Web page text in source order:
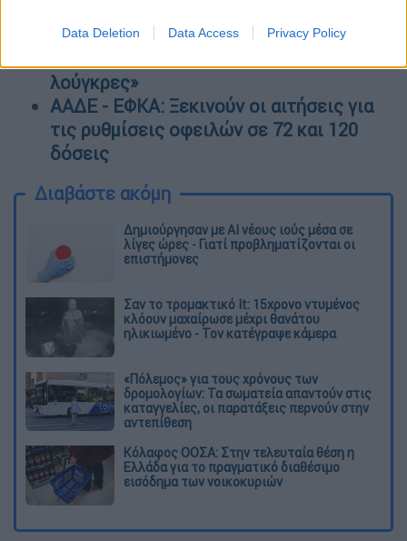
Data Deletion Data Access Privacy Policy
καθηγήτριας σε μαθήτρια - «Δεν μετράω
λούγκρες»
ΑΑΔΕ - ΕΦΚΑ: Ξεκινούν οι αιτήσεις για
τις ρυθμίσεις οφειλών σε 72 και 120
δόσεις
Διαβάστε ακόμη
Δημιούργησαν με AI νέους ιούς μέσα σε
λίγες ώρες - Γιατί προβληματίζονται οι
επιστήμονες
Σαν το τρομακτικό It: 15χρονο ντυμένος
κλόουν μαχαίρωσε μέχρι θανάτου
ηλικιωμένο - Τον κατέγραψε κάμερα
«Πόλεμος» για τους χρόνους των
δρομολογίων: Τα σωματεία απαντούν στις
καταγγελίες, οι παρατάξεις περνούν στην
αντεπίθεση
Κόλαφος ΟΟΣΑ: Στην τελευταία θέση η
Ελλάδα για το πραγματικό διαθέσιμο
εισόδημα των νοικοκυριών